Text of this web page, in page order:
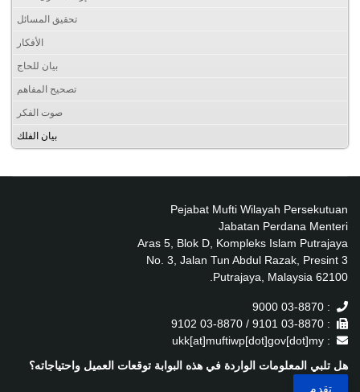
تحقيق المسائل
الأفكار
بيان للحاج
تصحيح المفاهم
صوت الفكر
بيان الفلك
Pejabat Mufti Wilayah Persekutuan
Jabatan Perdana Menteri
Aras 5, Blok D, Kompleks Islam Putrajaya
No. 3, Jalan Tun Abdul Razak, Presint 3
62100 Putrajaya, Malaysia.
: 03-8870 9000
: 03-8870 9101 / 03-8870 9102
: ukk[at]muftiwp[dot]gov[dot]my
هل تلبي المعلومات الواردة في هذه البوابة توقعات العميل واحتياجاته؟